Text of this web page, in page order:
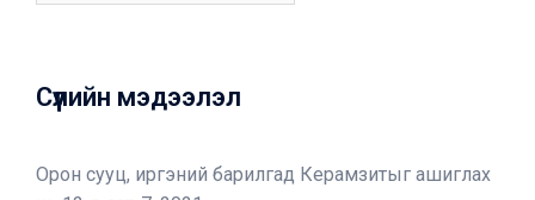
Сүүлийн мэдээлэл
Орон сууц, иргэний барилгад Керамзитыг ашиглах